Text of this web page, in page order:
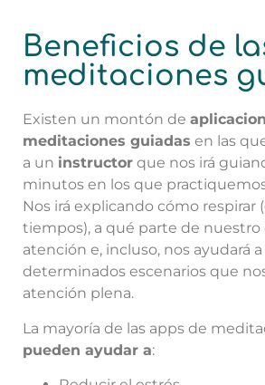
Beneficios de
meditaciones
Existen un montón de
meditaciones guiadas en las
a un instructor que nos irá
minutos en los que
Nos irá explicando cómo respirar
tiempos), a qué parte de
atención e, incluso, nos ayudará
determinados escenarios que
atención plena.
La mayoría de las apps de
pueden ayudar a: